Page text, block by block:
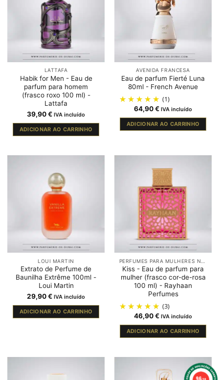
LATTAFA
Habik for Men - Eau de
parfum para homem
(frasco roxo 100 ml) -
Lattafa
39,90€ IVA incluído
ADICIONAR AO CARRINHO
AVENIDA FRANCESA
Eau de parfum Fierté Luna
80ml - French Avenue
(1)
64,90€ IVA incluído
ADICIONAR AO CARRINHO
LOUI MARTIN
Extrato de Perfume de
Baunilha Extrême 100ml -
Loui Martin
29,90€ IVA incluído
ADICIONAR AO CARRINHO
Kiss - Eau de parfum para
mulher (frasco cor-de-rosa
100 ml) - Rayhaan
Perfumes
(3)
46,90€ IVA incluído
ADICIONAR AO CARRINHO
9.6/10